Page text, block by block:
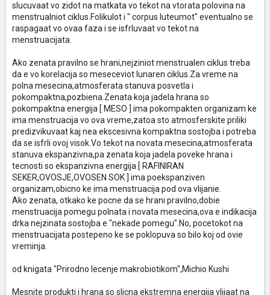
slucuvaat vo zidot na matkata vo tekot na vtorata polovina na
menstrualniot ciklus.Folikulot i " corpus luteumot" eventualno se
raspagaat vo ovaa faza i se isfrluvaat vo tekot na
menstruacijata.
Ako zenata pravilno se hrani,nejziniot menstrualen ciklus treba
da e vo korelacija so meseceviot lunaren ciklus.Za vreme na
polna mesecina,atmosferata stanuva posvetla i
pokompaktna,pozbiena.Zenata koja jadela hrana so
pokompaktna energija [ MESO ] ima pokompakten organizam ke
ima menstruacija vo ova vreme,zatoa sto atmosferskite priliki
predizvikuvaat kaj nea ekscesivna kompaktna sostojba i potreba
da se isfrli ovoj visok.Vo tekot na novata mesecina,atmosferata
stanuva ekspanzivna,pa zenata koja jadela poveke hrana i
tecnosti so ekspanzivna energija [ RAFINIRAN
SEKER,OVOSJE,OVOSEN SOK ] ima poekspanziven
organizam,obicno ke ima menstruacija pod ova vlijanie.
Ako zenata, otkako ke pocne da se hrani pravilno,dobie
menstruacija pomegu polnata i novata mesecina,ova e indikacija
drka nejzinata sostojba e "nekade pomegu".No, pocetokot na
menstruacijata postepeno ke se poklopuva so bilo koj od ovie
vreminja.
od knigata "Prirodno lecenje makrobiotikom",Michio Kushi
Mesnite produkti i hrana so slicna ekstremna energija vlijaat na